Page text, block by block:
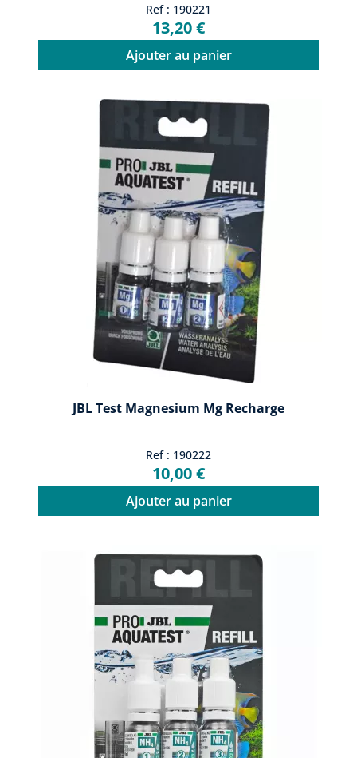
Ref : 190221
13,20 €
Ajouter au panier
JBL Test Magnesium Mg Recharge
Ref : 190222
10,00 €
Ajouter au panier